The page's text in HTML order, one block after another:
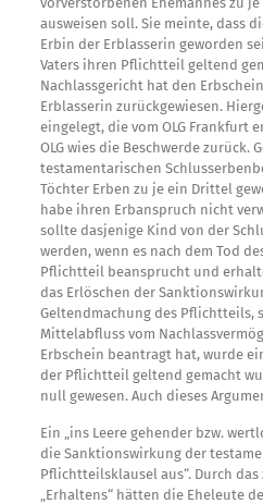
ausweisen soll. Sie meinte, dass
Erbin der Erblasserin geworden
Vaters ihren Pflichtteil geltend
Nachlassgericht hat den
Erblasserin zurückgewiesen.
eingelegt, die vom OLG Frankfurt
OLG wies die Beschwerde zurück.
testamentarischen
Töchter Erben zu je ein Drittel
habe ihren Erbanspruch nicht
sollte dasjenige Kind von der
werden, wenn es nach dem Tod
Pflichtteil beansprucht und
das Erlöschen der
Geltendmachung des Pflichtteils,
Mittelabfluss vom
Erbschein beantragt hat, wurde
der Pflichtteil geltend gemacht
null gewesen. Auch dieses
Ein „ins Leere gehender bzw.
die Sanktionswirkung der
Pflichtteilsklausel aus“. Durch
„Erhaltens“ hätten die Eheleute